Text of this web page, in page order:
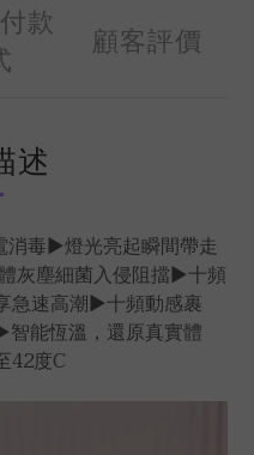
款
顧客評價
述
消毒▶燈光亮起瞬間帶走
灰塵細菌入侵阻擋▶十頻
急速高潮▶十頻動感裹
能恆溫，還原真實體
42度C